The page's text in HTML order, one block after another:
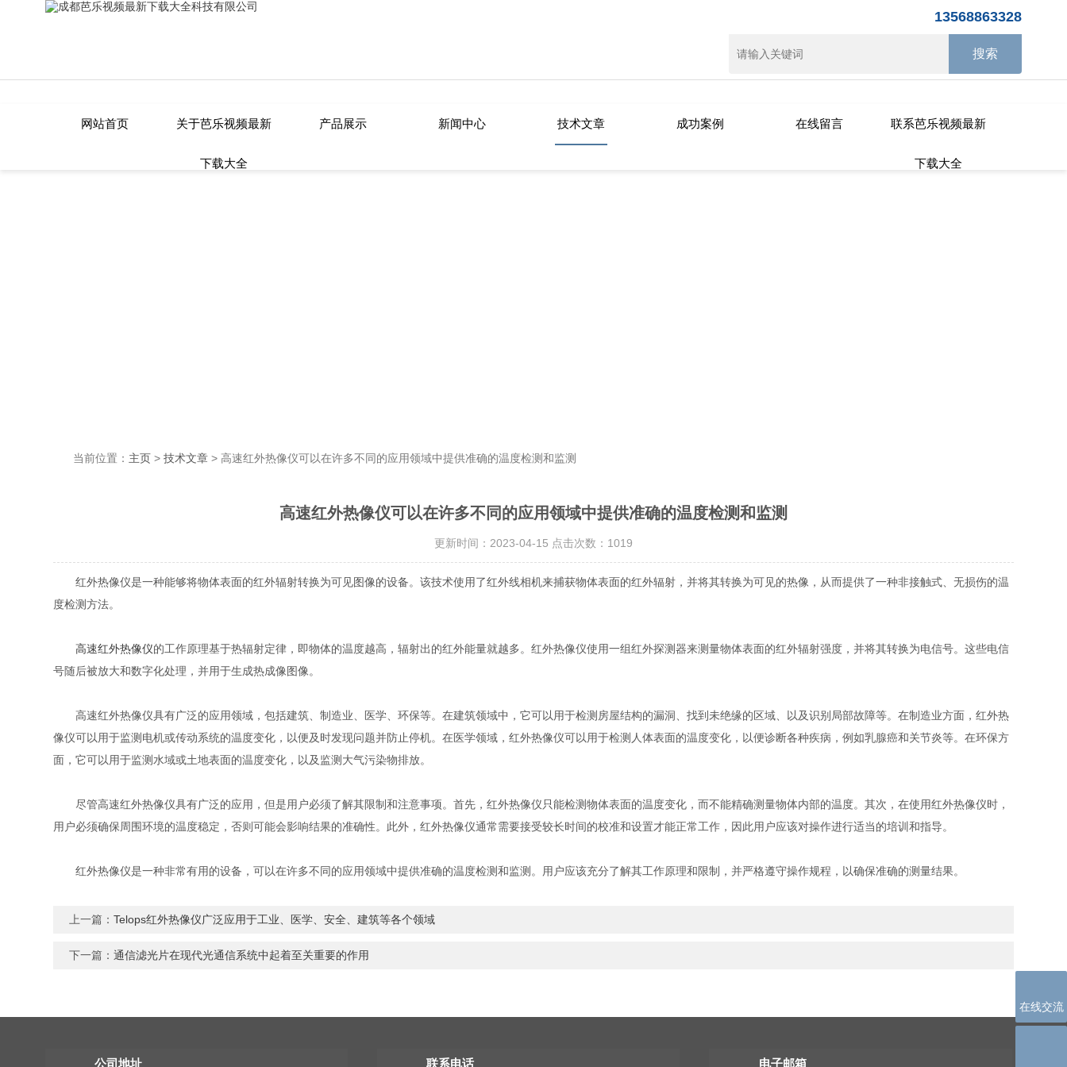
芭乐视频最新下载大全,芭乐APP在线网站进入安卓版,芭乐视频官方下载,芭乐视频APP下载IOS 13568863328
网站首页 关于芭乐视频最新
下载大全
产品展示 新闻中心 技术文章 成功案例 在线留言 联系芭乐视频最新
下载大全
当前位置： 主页 >技术文章 > 高速红外热像仪可以在许多不同的应用领域中提供准确的温度检测和监测
高速红外热像仪可以在许多不同的应用领域中提供准确的温度检测和监测
更新时间：2023-04-15 点击次数：1019
红外热像仪是一种能够将物体表面的红外辐射转换为可见图像的设备。该技术使用了红外线相机来捕获物体表面的红外辐射，并将其转换为可见的热像，从而提供了一种非接触式、无损伤的温
度检测方法。
高速红外热像仪的工作原理基于热辐射定律，即物体的温度越高，辐射出的红外能量就越多。红外热像仪使用一组红外探测器来测量物体表面的红外辐射强度，并将其转换为电信号。这些电信
号随后被放大和数字化处理，并用于生成热成像图像。
高速红外热像仪具有广泛的应用领域，包括建筑、制造业、医学、环保等。在建筑领域中，它可以用于检测房屋结构的漏洞、找到未绝缘的区域、以及识别局部故障等。在制造业方面，红外热
像仪可以用于监测电机或传动系统的温度变化，以便及时发现问题并防止停机。在医学领域，红外热像仪可以用于检测人体表面的温度变化，以便诊断各种疾病，例如乳腺癌和关节炎等。在环保方
面，它可以用于监测水域或土地表面的温度变化，以及监测大气污染物排放。
尽管高速红外热像仪具有广泛的应用，但是用户必须了解其限制和注意事项。首先，红外热像仪只能检测物体表面的温度变化，而不能精确测量物体内部的温度。其次，在使用红外热像仪时，
用户必须确保周围环境的温度稳定，否则可能会影响结果的准确性。此外，红外热像仪通常需要接受较长时间的校准和设置才能正常工作，因此用户应该对操作进行适当的培训和指导。
红外热像仪是一种非常有用的设备，可以在许多不同的应用领域中提供准确的温度检测和监测。用户应该充分了解其工作原理和限制，并严格遵守操作规程，以确保准确的测量结果。
上一篇：Telops红外热像仪广泛应用于工业、医学、安全、建筑等各个领域
下一篇：通信滤光片在现代光通信系统中起着至关重要的作用
公司地址 联系电话 电子邮箱
在线交流